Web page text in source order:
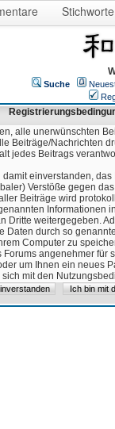
Stichworte
Suche
alle unerwünschten
Beiträge/Nachrichten
jedes Beitrags
einverstanden,
Verstöße gegen
Beiträge wird
Informationen
Dritte weitergegeben.
Daten durch so
Computer zu
angenehmer
um Ihnen ein neues
mit den